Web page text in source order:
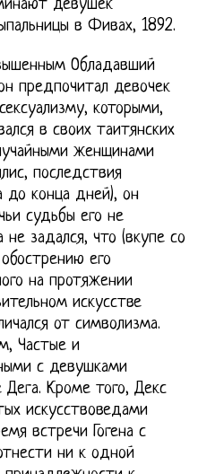
девушек
в Фивах, 1892.
Обладавший
предпочитал девочек
которыми,
в своих таитянских
женщинами
последствия
до конца дней), он
судьбы его не
не задался, что (вкупе со
его
на протяжении
искусстве
от символизма.
Частые и
с девушками
Кроме того, Декс
искусствоведами
встречи Гогена с
ни к одной